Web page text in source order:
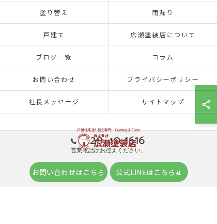
0120-40-1616
営業電話はお控えください。
お問い合わせはこちら 公式LINEはこちら
塗り替え 雨漏り
戸建て 広瀬塗装店について
ブログ一覧 コラム
お問い合わせ プライバシーポリシー
社長メッセージ サイトマップ
© 2026 兵庫県神戸市北区の外壁塗装は株式会社広瀬塗装店 ALL RIGHTS
RESERVED.